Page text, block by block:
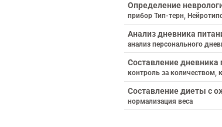
Определение
прибор Тип-терн,
Анализ дневника
анализ персонального
Составление дневника
контроль за количеством,
Составление диеты с
нормализация веса